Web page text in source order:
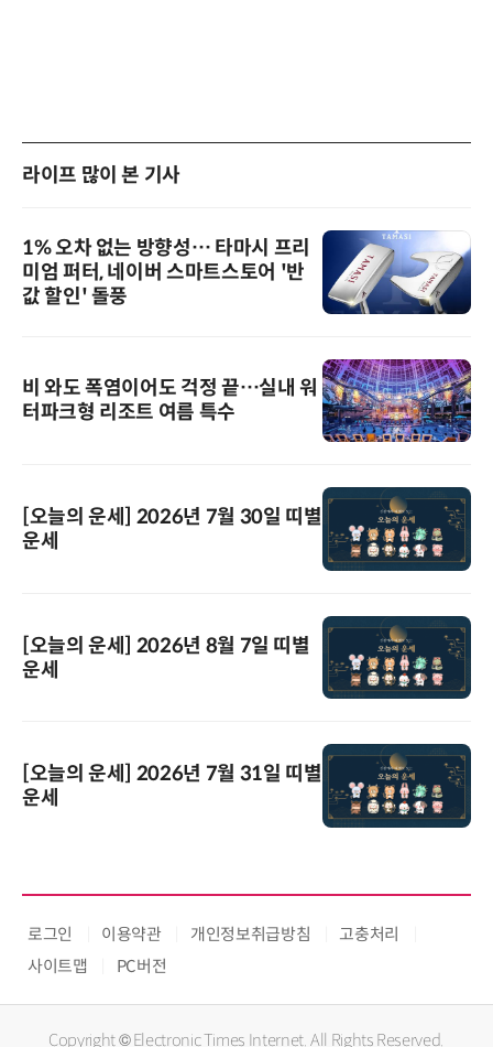
라이프 많이 본 기사
1% 오차 없는 방향성… 타마시 프리
미엄 퍼터, 네이버 스마트스토어 '반
값 할인' 돌풍
비 와도 폭염이어도 걱정 끝…실내 워
터파크형 리조트 여름 특수
[오늘의 운세] 2026년 7월 30일 띠별
운세
[오늘의 운세] 2026년 8월 7일 띠별
운세
[오늘의 운세] 2026년 7월 31일 띠별
운세
로그인 이용약관 개인정보취급방침
고충처리
사이트맵
PC버전
Copyright © Electronic Times Internet. All Rights Reserved.